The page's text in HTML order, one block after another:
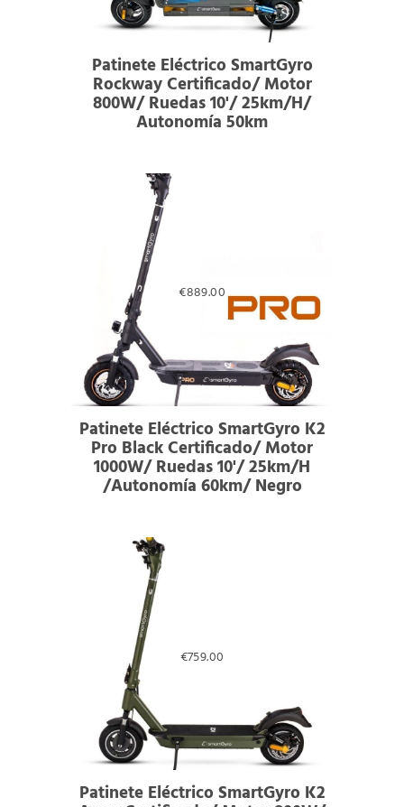
Patinete Eléctrico SmartGyro
Rockway Certificado/ Motor
800W/ Ruedas 10'/ 25km/h/
Autonomía 50km
€889.00
Patinete Eléctrico SmartGyro K2
Pro Black Certificado/ Motor
1000W/ Ruedas 10'/ 25km/h
/Autonomía 60km/ Negro
€759.00
Patinete Eléctrico SmartGyro K2